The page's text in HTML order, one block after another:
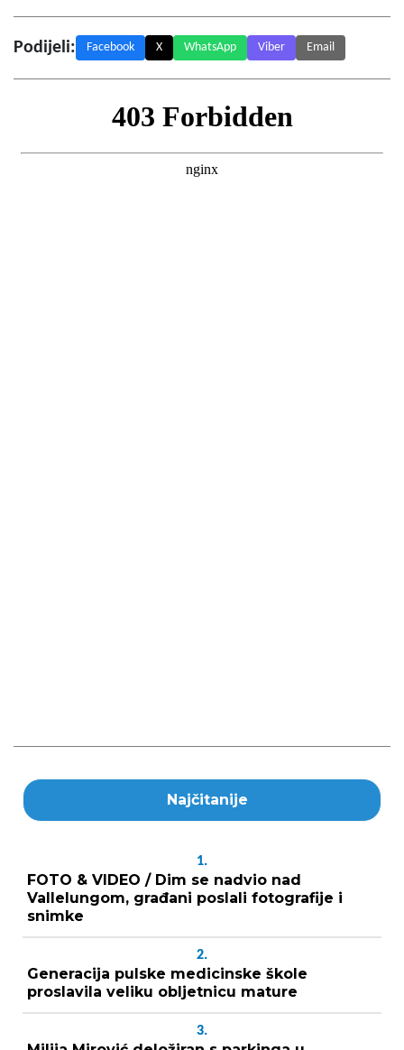
Podijeli: Facebook X WhatsApp Viber Email
Najčitanije
1.
FOTO & VIDEO / Dim se nadvio nad
Vallelungom, građani poslali fotografije i
snimke
2.
Generacija pulske medicinske škole
proslavila veliku obljetnicu mature
3.